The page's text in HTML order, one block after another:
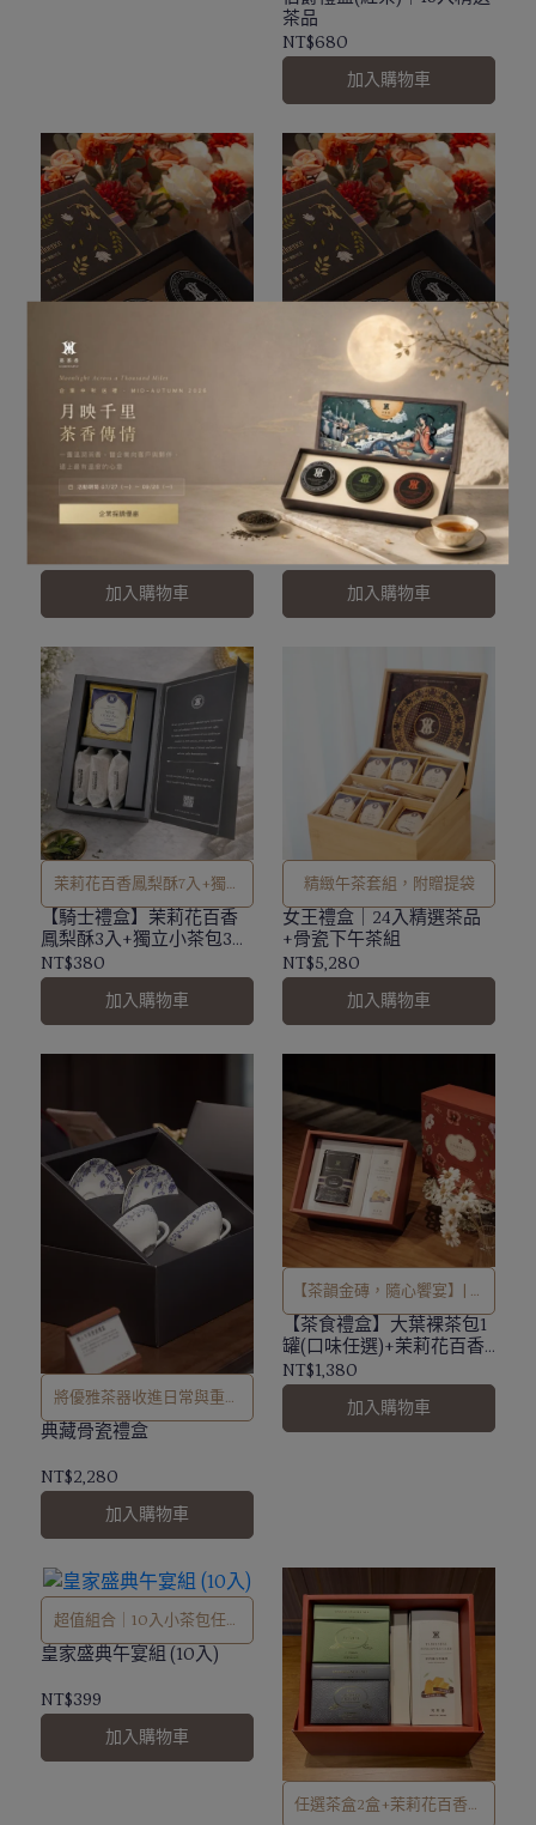
茶品
NT$680
加入購物車
伯爵禮盒(綠茶)｜15入精選
加入購物車
精緻小茶罐，附贈提袋
伯爵禮盒(無咖啡因)｜15入
精選茶品
NT$680
加入購物車
茉莉花百香鳳梨酥7入+獨立
小茶包3包(任選)
【騎士禮盒】茉莉花百香
鳳梨酥3入+獨立小茶包3包
(任選)
NT$380
加入購物車
精緻午茶套組，附贈提袋
女王禮盒｜24入精選茶品
+骨瓷下午茶組
NT$5,280
加入購物車
將優雅茶器收進日常與重要
時刻
典藏骨瓷禮盒
NT$2,280
加入購物車
【茶韻金磚，隨心饗宴】| 附
贈提袋
【茶食禮盒】大葉裸茶包1
罐(口味任選)+茉莉花百香
鳳梨酥7顆
NT$1,380
加入購物車
超值組合｜10入小茶包任選
組合
皇家盛典午宴組 (10入)
NT$399
加入購物車
任選茶盒2盒+茉莉花百香鳳